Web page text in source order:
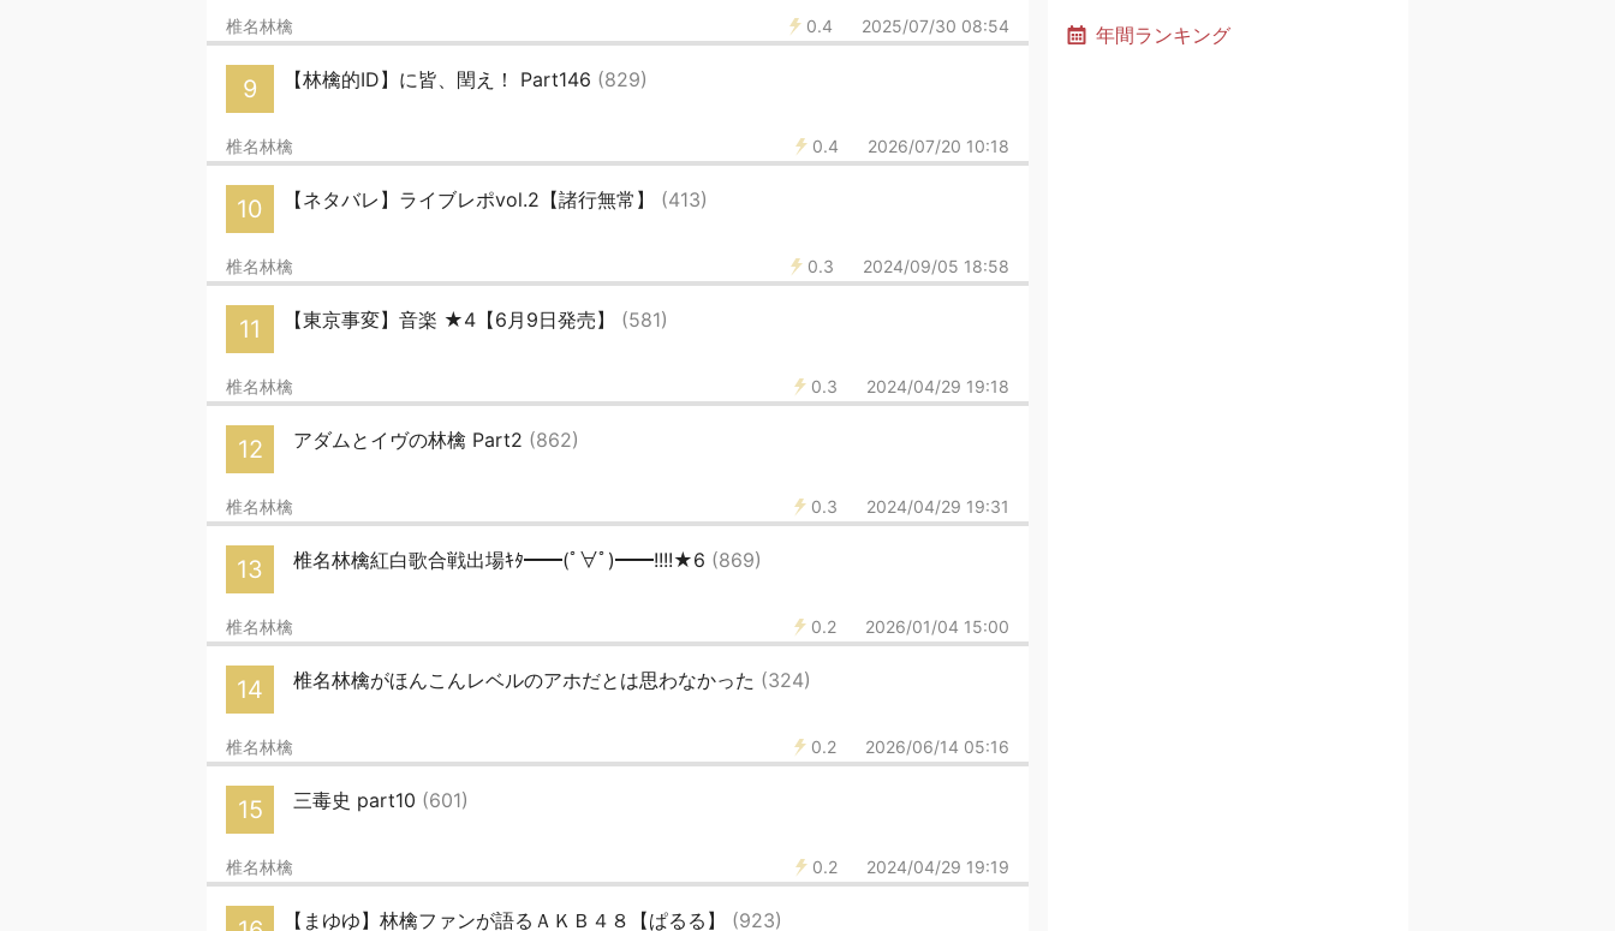
0.4 2025/07/30 08:54
椎名林檎
9 【林檎的ID】に皆、閏え！ Part146 (829)
0.4 2026/07/20 10:18
椎名林檎
10 【ネタバレ】ライブレポvol.2【諸行無常】 (413)
0.3 2024/09/05 18:58
椎名林檎
11 【東京事変】音楽 ★4【6月9日発売】 (581)
0.3 2024/04/29 19:18
椎名林檎
12 アダムとイヴの林檎 Part2 (862)
0.3 2024/04/29 19:31
椎名林檎
13 椎名林檎紅白歌合戦出場ｷﾀ━━(ﾟ∀ﾟ)━━!!!!★6 (869)
0.2 2026/01/04 15:00
椎名林檎
14 椎名林檎がほんこんレベルのアホだとは思わなかった (324)
0.2 2026/06/14 05:16
椎名林檎
15 三毒史 part10 (601)
0.2 2024/04/29 19:19
椎名林檎
【まゆゆ】林檎ファンが語るＡＫＢ４８【ぱるる】 (923)
年間ランキング